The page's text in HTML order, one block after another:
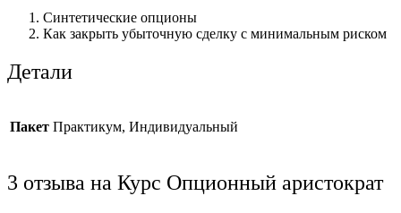
Синтетические опционы
Как закрыть убыточную сделку с минимальным риском
Детали
Пакет Практикум, Индивидуальный
3 отзыва на Курс Опционный аристократ